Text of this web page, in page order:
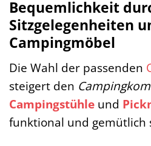
Bequemlichkeit
Sitzgelegenheiten
Campingmöbel
Die Wahl der passenden
steigert den
Campingstühle und
funktional und gemütlich